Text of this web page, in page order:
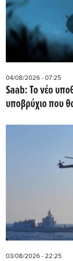
04/08/2026 - 07:25
Saab: Το νέο
υποβρύχιο που
03/08/2026 - 22:25